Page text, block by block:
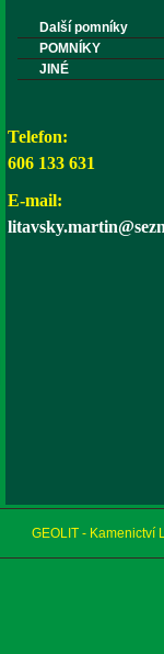
Další pomníky
POMNÍKY
JINÉ
Telefon:
606 133 631
E-mail:
GEOLIT - Kamenictví